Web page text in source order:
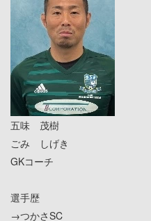
五味 茂樹
ごみ しげき
GKコーチ
選手歴
→つかさSC